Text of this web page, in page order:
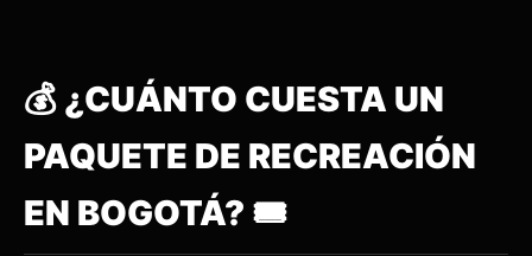
💰 ¿CUÁNTO CUESTA UN
PAQUETE DE RECREACIÓN
EN BOGOTÁ? 🎟️